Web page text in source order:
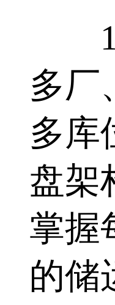
1.
多厂
多库
盘架
掌握
的储